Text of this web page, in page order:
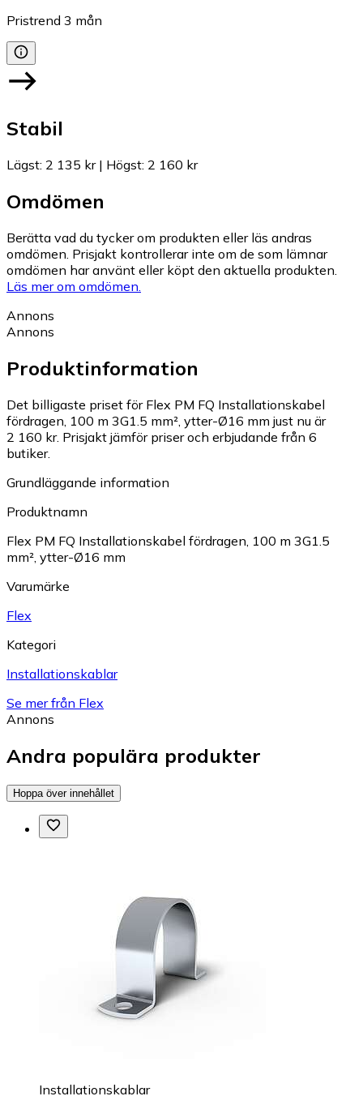
Pristrend 3 mån
Stabil
Lägst: 2 135 kr| Högst: 2 160 kr
Omdömen
Berätta vad du tycker om produkten eller läs andras
omdömen. Prisjakt kontrollerar inte om de som lämnar
omdömen har använt eller köpt den aktuella produkten.
Läs mer om omdömen.
Annons
Annons
Produktinformation
Det billigaste priset för Flex PM FQ Installationskabel
fördragen, 100 m 3G1.5 mm², ytter-Ø16 mm just nu är
2 160 kr. Prisjakt jämför priser och erbjudande från 6
butiker.
Grundläggande information
Produktnamn
Flex PM FQ Installationskabel fördragen, 100 m 3G1.5
mm², ytter-Ø16 mm
Varumärke
Flex
Kategori
Installationskablar
Se mer från Flex
Annons
Andra populära produkter
Hoppa över innehållet
Installationskablar